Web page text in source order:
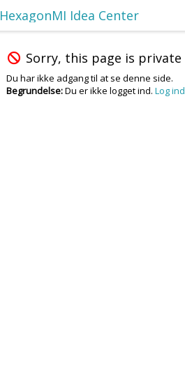
HexagonMI Idea Center
Sorry, this page is private
Du har ikke adgang til at se denne side.
Begrundelse:Du er ikke logget ind. Log ind